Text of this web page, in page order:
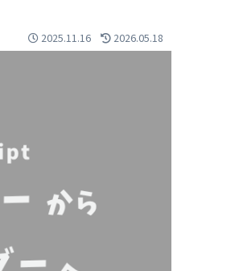
2025.11.16 2026.05.18